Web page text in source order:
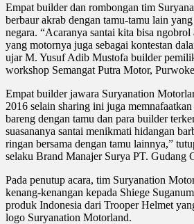
Empat builder dan rombongan tim
berbaur akrab dengan tamu-tamu lain
negara. “Acaranya santai kita bisa
yang motornya juga sebagai kontestan
ujar M. Yusuf Adib Mustofa builder
workshop Semangat Putra Motor,
Empat builder jawara Suryanation
2016 selain sharing ini juga
bareng dengan tamu dan para builder
suasananya santai menikmati hidangan
ringan bersama dengan tamu lainnya,”
selaku Brand Manajer Surya PT. Gudang
Pada penutup acara, tim Suryanation
kenang-kenangan kepada Shiege
produk Indonesia dari Trooper Helmet
logo Suryanation Motorland.